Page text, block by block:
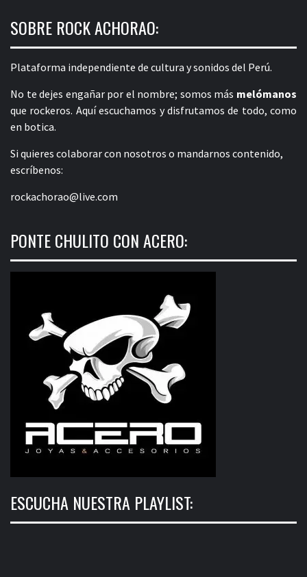
SOBRE ROCK ACHORAO:
Plataforma independiente de cultura y sonidos del Perú.
No te dejes engañar por el nombre; somos más melómanos
que rockeros. Aquí escuchamos y disfrutamos de todo, como
en botica.
Si quieres colaborar con nosotros o mandarnos contenido,
escríbenos:
rockachorao@live.com
PONTE CHULITO CON ACERO:
ESCUCHA NUESTRA PLAYLIST: